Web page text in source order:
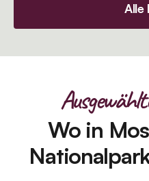
Alle
Wo in